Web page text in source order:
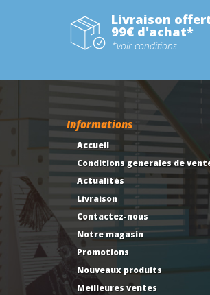
Livraison
99€ d'achat*
*voir conditions
Informations
Accueil
Conditions generales de
Actualités
Livraison
Contactez-nous
Notre magasin
Promotions
Nouveaux produits
Meilleures ventes